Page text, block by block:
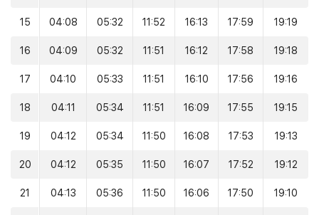
15 04:08 05:32 11:52 16:13 17:59 19:19
16 04:09 05:32 11:51 16:12 17:58 19:18
17 04:10 05:33 11:51 16:10 17:56 19:16
18 04:11 05:34 11:51 16:09 17:55 19:15
19 04:12 05:34 11:50 16:08 17:53 19:13
20 04:12 05:35 11:50 16:07 17:52 19:12
21 04:13 05:36 11:50 16:06 17:50 19:10